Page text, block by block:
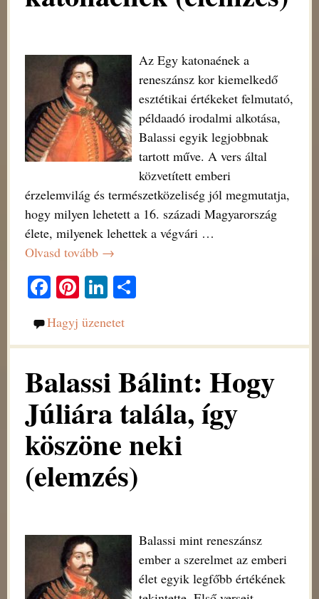
Az Egy katonaének a
reneszánsz kor kiemelkedő
esztétikai értékeket felmutató,
példaadó irodalmi alkotása,
Balassi egyik legjobbnak
tartott műve. A vers által
közvetített emberi
érzelemvilág és természetközeliség jól megmutatja,
hogy milyen lehetett a 16. századi Magyarország
élete, milyenek lehettek a végvári …
Olvasd tovább →
Fa
bo
ok
Pi
er
es
t
Li
ed
In m
eg
Hagyj üzenetet
Balassi Bálint: Hogy
Júliára talála, így
köszöne neki
(elemzés)
Balassi mint reneszánsz
ember a szerelmet az emberi
élet egyik legfőbb értékének